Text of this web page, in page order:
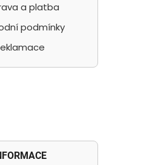
a platba
podmínky